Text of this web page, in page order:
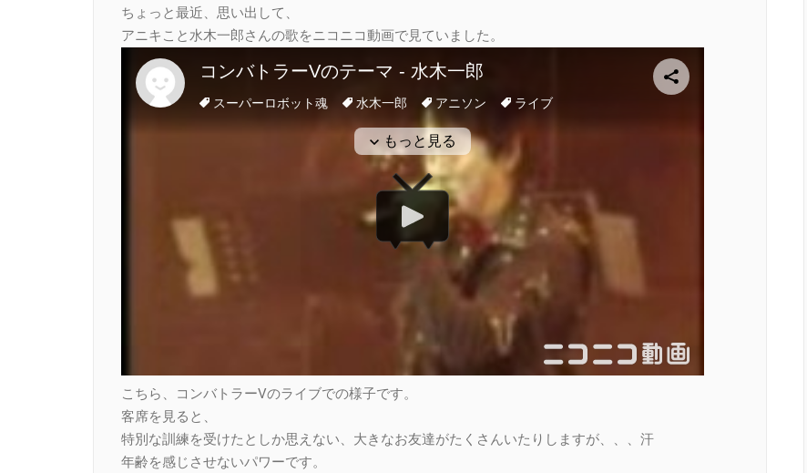
ちょっと最近、思い出して、
アニキこと水木一郎さんの歌をニコニコ動画で見ていました。
こちら、コンバトラーVのライブでの様子です。
客席を見ると、
特別な訓練を受けたとしか思えない、大きなお友達がたくさんいたりしますが、、、汗
年齢を感じさせないパワーです。